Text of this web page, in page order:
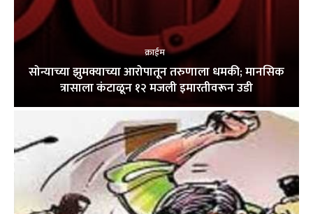
क्राईम
सोन्याच्या झुमक्याच्या आरोपातून तरुणाला धमकी; मानसिक
त्रासाला कंटाळून १२ मजली इमारतीवरून उडी